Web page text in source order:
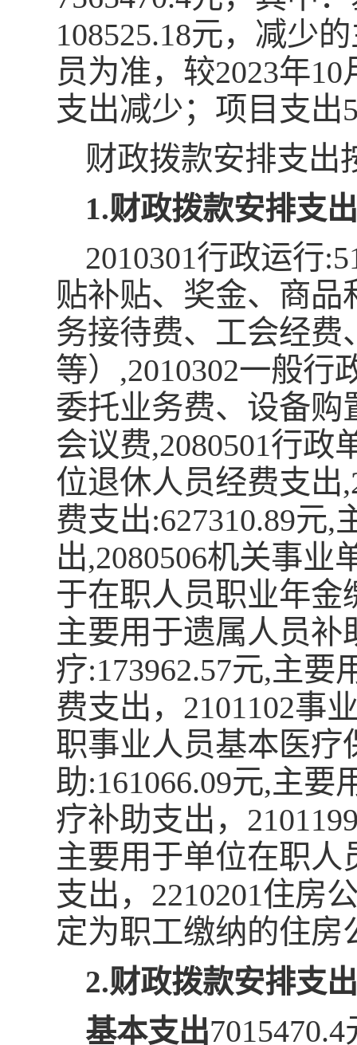
108525.18元，减少
员为准，较2023年
支出减少；项目支出
财政拨款安排支出
1.财政拨款安排支
2010301行政运行
贴补贴、奖金、商
务接待费、工会经
等）,2010302一般行
委托业务费、设备购
会议费,2080501行政
位退休人员经费支出
费支出:627310.89元
出,2080506机关事业
于在职人员职业年金
主要用于遗属人员补
疗:173962.57元,主
费支出，2101102事
职事业人员基本医疗
助:161066.09元,主
疗补助支出，
主要用于单位在职
支出，2210201住房
定为职工缴纳的住房
2.财政拨款安排支
基本支出